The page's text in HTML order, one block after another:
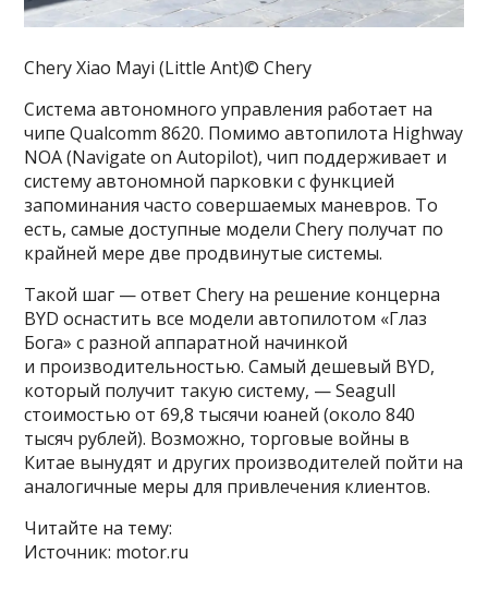
Chery Xiao Mayi (Little Ant)© Chery
Система автономного управления работает на
чипе Qualcomm 8620. Помимо автопилота Highway
NOA (Navigate on Autopilot), чип поддерживает и
систему автономной парковки с функцией
запоминания часто совершаемых маневров. То
есть, самые доступные модели Chery получат по
крайней мере две продвинутые системы.
Такой шаг — ответ Chery на решение концерна
BYD оснастить все модели автопилотом «Глаз
Бога» с разной аппаратной начинкой
и производительностью. Самый дешевый BYD,
который получит такую систему, — Seagull
стоимостью от 69,8 тысячи юаней (около 840
тысяч рублей). Возможно, торговые войны в
Китае вынудят и других производителей пойти на
аналогичные меры для привлечения клиентов.
Читайте на тему:
Источник: motor.ru